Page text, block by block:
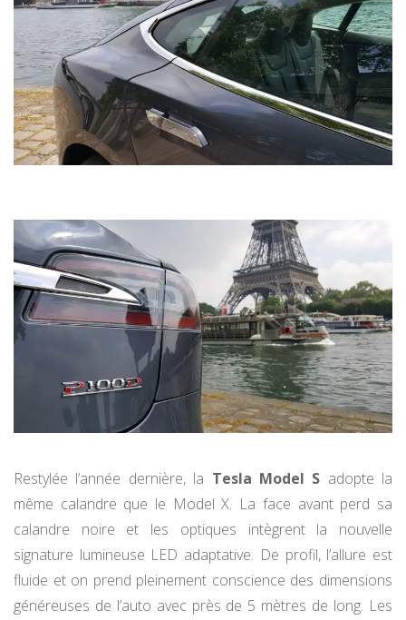
Restylée l’année dernière, la Tesla Model S adopte la
même calandre que le Model X. La face avant perd sa
calandre noire et les optiques intègrent la nouvelle
signature lumineuse LED adaptative. De profil, l’allure est
fluide et on prend pleinement conscience des dimensions
généreuses de l’auto avec près de 5 mètres de long. Les